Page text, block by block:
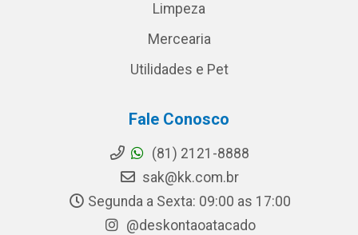
Limpeza
Mercearia
Utilidades e Pet
Fale Conosco
(81) 2121-8888
sak@kk.com.br
Segunda a Sexta: 09:00 as 17:00
@deskontaoatacado